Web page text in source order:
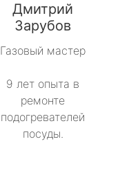
Дмитрий
Зарубов
Газовый мастер
9 лет опыта в
ремонте
подогревателей
посуды.